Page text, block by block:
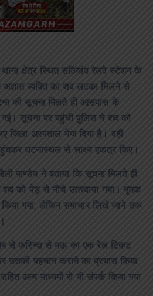
क्षेत्र स्थित सठियांव रेलवे स्टेशन के
व्यक्ति का शव लटका मिलने से
की सूचना मिलते ही आसपास के
गई। सूचना पर पहुंची पुलिस ने शव को
जिला अस्पताल भेज दिया है। वहीं
घटनास्थल से साक्ष्य एकत्र किए।
पाण्डेय ने बताया कि सूचना मिलते ही
को पेड़ से नीचे उतरवाया गया। मृतक
गया, लेकिन समाचार लिखे जाने तक
से फरिन्दा से मऊ का एक रेल टिकट
उसकी पहचान कराने का प्रयास किया
अन्य माध्यमों से भी संपर्क किया गया